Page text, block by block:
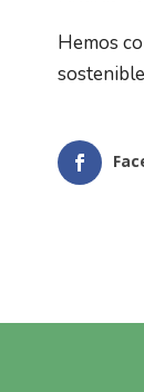
Hemos